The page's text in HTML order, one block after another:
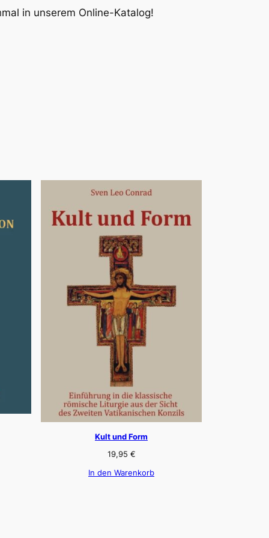
in unserem Online-Katalog!
Kult und Form
19,95 €
In den Warenkorb